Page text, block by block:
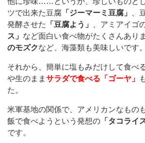
ツで出来た豆腐 「ジーマーミ豆腐」
、
発酵させた
「豆腐よう」 、アミアイゴ
ス」 など面白い食べ物がたくさんありま
のモズクなど、海藻類も美味しいです。
それから、簡単に塩もみだけして食べ
や生のまま サラダで食べる「ゴーヤ」
た。
米軍基地の関係で、アメリカンなもの
飯で食べようという発想の 「タコライ
です。